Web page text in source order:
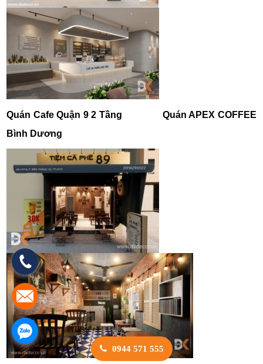
Quán Cafe Quận 9 2 Tầng Quán APEX COFFE E
Bình Dương
0944 571 555